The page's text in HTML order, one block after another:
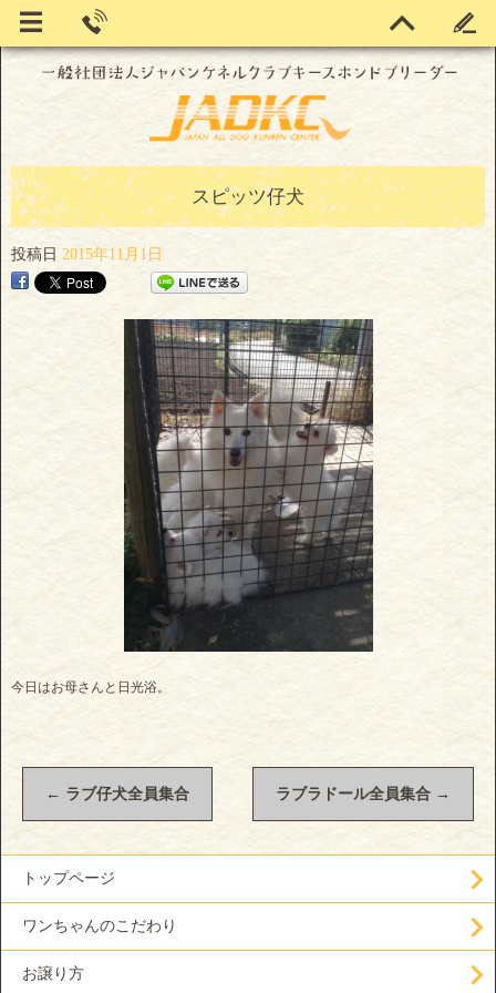
スピッツ仔犬
投稿日 2015年11月1日
今日はお母さんと日光浴。
← ラブ仔犬全員集合 ラブラドール全員集合 →
トップページ
ワンちゃんのこだわり
お譲り方